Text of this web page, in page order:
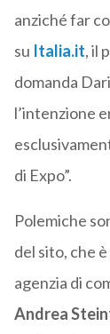
anziché far
su Italia.it, il
domanda
l’intenzione
di Expo”.
Polemiche
del sito, che
agenzia di
Andrea